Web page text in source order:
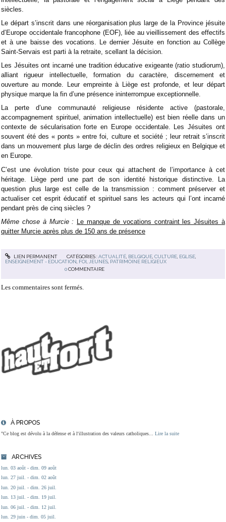
À PROPOS
"Ce blog est dévolu à la défense et à l'illustration des valeurs catholiques... Lire la suite
ARCHIVES
lun. 03 août - dim. 09 août
lun. 27 juil. - dim. 02 août
lun. 20 juil. - dim. 26 juil.
lun. 13 juil. - dim. 19 juil.
lun. 06 juil. - dim. 12 juil.
lun. 29 juin - dim. 05 juil.
siècles.
Le départ s’inscrit dans une réorganisation plus large de la Province jésuite
d’Europe occidentale francophone (EOF), liée au vieillissement des effectifs
et à une baisse des vocations. Le dernier Jésuite en fonction au Collège
Saint-Servais est parti à la retraite, scellant la décision.
Les Jésuites ont incarné une tradition éducative exigeante (ratio studiorum),
alliant rigueur intellectuelle, formation du caractère, discernement et
ouverture au monde. Leur empreinte à Liège est profonde, et leur départ
physique marque la fin d’une présence ininterrompue exceptionnelle.
La perte d’une communauté religieuse résidente active (pastorale,
accompagnement spirituel, animation intellectuelle) est bien réelle dans un
contexte de sécularisation forte en Europe occidentale. Les Jésuites ont
souvent été des « ponts » entre foi, culture et société ; leur retrait s’inscrit
dans un mouvement plus large de déclin des ordres religieux en Belgique et
en Europe.
C’est une évolution triste pour ceux qui attachent de l’importance à cet
héritage. Liège perd une part de son identité historique distinctive. La
question plus large est celle de la transmission : comment préserver et
actualiser cet esprit éducatif et spirituel sans les acteurs qui l’ont incarné
pendant près de cinq siècles ?
Même chose à Murcie : Le manque de vocations contraint les Jésuites à
quitter Murcie après plus de 150 ans de présence
LIEN PERMANENT CATÉGORIES :ACTUALITÉ, BELGIQUE, CULTURE, EGLISE,
ENSEIGNEMENT - EDUCATION, FOI,JEUNES, PATRIMOINE RELIGIEUX
0 COMMENTAIRE
Les commentaires sont fermés.